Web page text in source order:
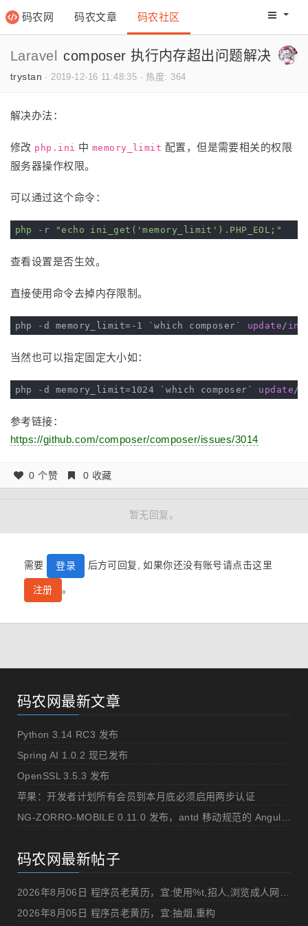
码农网 码农文章 码农社区 码农网
Laravel composer 执行内存超出问题解决
trystan ·2019-12-16 11:48:35 · 热度: 364
解决办法：
修改 php.ini 中 memory_limit 配置，但是需要相关的权限
服务器操作权限。
可以通过这个命令：
php -r "echo ini_get('memory_limit').PHP_EOL;"
查看设置是否生效。
直接使用命令去掉内存限制。
php -d memory_limit=-1 `which composer` update /
当然也可以指定固定大小如：
php -d memory_limit=1024 `which composer` update /
参考链接：
https://github.com/composer/composer/issues/3014
0 个赞 0 收藏
暂无回复。
需要 登录 后方可回复, 如果你还没有账号请点击这里
注册 。
码农网最新文章
Python 3.14 RC3 发布
Spring AI 1.0.2 现已发布
OpenSSL 3.5.3 发布
苹果：开发者计划所有会员到本月底必须启用两步认证
NG-ZORRO-MOBILE 0.11.0 发布，antd 移动规范的 Angular 实现
码农网最新帖子
2026年8月06日 程序员老黄历，宜:使用%t,招人,浏览成人网站,提交代码
2026年8月05日 程序员老黄历，宜:抽烟,重构